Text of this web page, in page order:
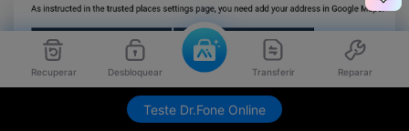
Recuperar Desbloquear Transferir Reparar
Teste Dr.Fone Online